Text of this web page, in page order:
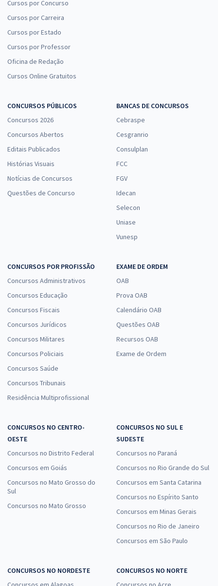
Cursos por Concurso
Cursos por Carreira
Cursos por Estado
Cursos por Professor
Oficina de Redação
Cursos Online Gratuitos
CONCURSOS PÚBLICOS
Concursos 2026
Concursos Abertos
Editais Publicados
Histórias Visuais
Notícias de Concursos
Questões de Concurso
BANCAS DE CONCURSOS
Cebraspe
Cesgranrio
Consulplan
FCC
FGV
Idecan
Selecon
Uniase
Vunesp
CONCURSOS POR PROFISSÃO
Concursos Administrativos
Concursos Educação
Concursos Fiscais
Concursos Jurídicos
Concursos Militares
Concursos Policiais
Concursos Saúde
Concursos Tribunais
Residência Multiprofissional
EXAME DE ORDEM
OAB
Prova OAB
Calendário OAB
Questões OAB
Recursos OAB
Exame de Ordem
CONCURSOS NO CENTRO-
OESTE
Concursos no Distrito Federal
Concursos em Goiás
Concursos no Mato Grosso do
Sul
Concursos no Mato Grosso
CONCURSOS NO SUL E
SUDESTE
Concursos no Paraná
Concursos no Rio Grande do Sul
Concursos em Santa Catarina
Concursos no Espírito Santo
Concursos em Minas Gerais
Concursos no Rio de Janeiro
Concursos em São Paulo
CONCURSOS NO NORDESTE
CONCURSOS NO NORTE